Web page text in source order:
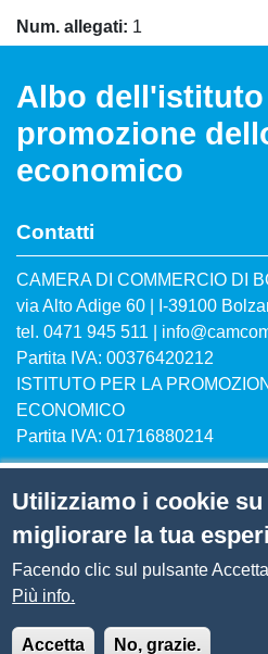
Num. allegati 1
Albo dell'istituto
promozione
economico
Contatti
CAMERA DI COMMERCIO DI
via Alto Adige 60 | I-39100
tel. 0471 945 511 |
Partita IVA: 00376420212
ISTITUTO PER LA
ECONOMICO
Partita IVA: 01716880214
Menù privacy
Privacy
SVILUPPO
Utilizziamo i cookie
migliorare la tua
Facendo clic sul pulsante
Più info.
Accetta No, grazie.